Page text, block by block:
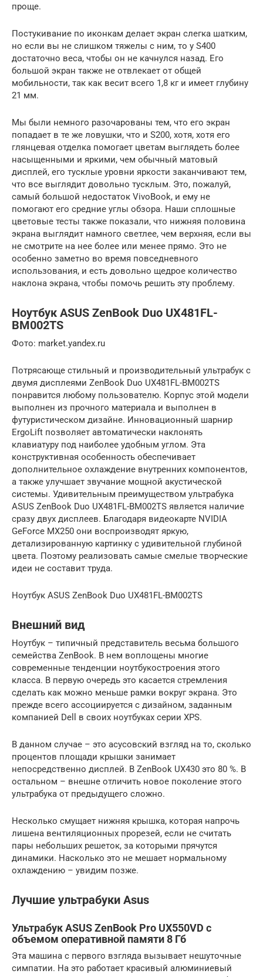
проще.
Постукивание по иконкам делает экран слегка шатким,
но если вы не слишком тяжелы с ним, то у S400
достаточно веса, чтобы он не качнулся назад. Его
большой экран также не отвлекает от общей
мобильности, так как весит всего 1,8 кг и имеет глубину
21 мм.
Мы были немного разочарованы тем, что его экран
попадает в те же ловушки, что и S200, хотя, хотя его
глянцевая отделка помогает цветам выглядеть более
насыщенными и яркими, чем обычный матовый
дисплей, его тусклые уровни яркости заканчивают тем,
что все выглядит довольно тусклым. Это, пожалуй,
самый большой недостаток VivoBook, и ему не
помогают его средние углы обзора. Наши сплошные
цветовые тесты также показали, что нижняя половина
экрана выглядит намного светлее, чем верхняя, если вы
не смотрите на нее более или менее прямо. Это не
особенно заметно во время повседневного
использования, и есть довольно щедрое количество
наклона экрана, чтобы помочь решить эту проблему.
Ноутбук ASUS ZenBook Duo UX481FL-
BM002TS
Фото: market.yandex.ru
Потрясающе стильный и производительный ультрабук с
двумя дисплеями ZenBook Duo UX481FL-BM002TS
понравится любому пользователю. Корпус этой модели
выполнен из прочного материала и выполнен в
футуристическом дизайне. Инновационный шарнир
ErgoLift позволяет автоматически наклонять
клавиатуру под наиболее удобным углом. Эта
конструктивная особенность обеспечивает
дополнительное охлаждение внутренних компонентов,
а также улучшает звучание мощной акустической
системы. Удивительным преимуществом ультрабука
ASUS ZenBook Duo UX481FL-BM002TS является наличие
сразу двух дисплеев. Благодаря видеокарте NVIDIA
GeForce MX250 они воспроизводят яркую,
детализированную картинку с удивительной глубиной
цвета. Поэтому реализовать самые смелые творческие
идеи не составит труда.
Ноутбук ASUS ZenBook Duo UX481FL-BM002TS
Внешний вид
Ноутбук – типичный представитель весьма большого
семейства ZenBook. В нем воплощены многие
современные тенденции ноутбукостроения этого
класса. В первую очередь это касается стремления
сделать как можно меньше рамки вокруг экрана. Это
прежде всего ассоциируется с дизайном, заданным
компанией Dell в своих ноутбуках серии XPS.
В данном случае – это асусовский взгляд на то, сколько
процентов площади крышки занимает
непосредственно дисплей. В ZenBook UX430 это 80 %. В
остальном – внешне отличить новое поколение этого
ультрабука от предыдущего сложно.
Несколько смущает нижняя крышка, которая напрочь
лишена вентиляционных прорезей, если не считать
пары небольших решеток, за которыми прячутся
динамики. Насколько это не мешает нормальному
охлаждению – увидим позже.
Лучшие ультрабуки Asus
Ультрабук ASUS ZenBook Pro UX550VD с
объемом оперативной памяти 8 Гб
Эта машина с первого взгляда вызывает нешуточные
симпатии. На это работает красивый алюминиевый